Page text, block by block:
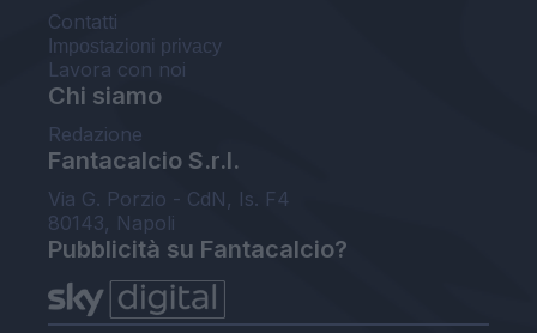
Contatti
Impostazioni privacy
Lavora con noi
Chi siamo
Redazione
Fantacalcio S.r.l.
Via G. Porzio - CdN, Is. F4
80143, Napoli
Pubblicità su Fantacalcio?